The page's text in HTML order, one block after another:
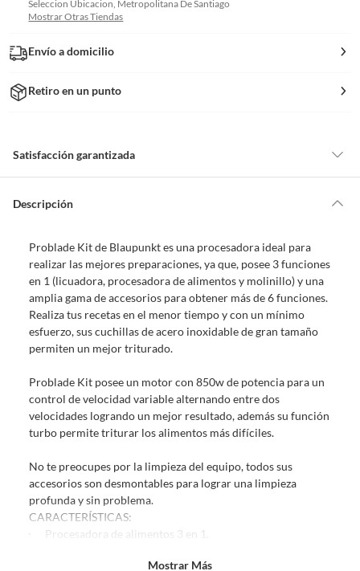
Seleccion Ubicacion, Metropolitana De Santiago
Mostrar Otras Tiendas
Envío a domicilio
Retiro en un punto
Satisfacción garantizada
de la compra.
comprado por internet y que hay ciertas categorías que no tienen este
derecho:
Productos que, por su naturaleza, no puedan ser devueltos,
puedan deteriorarse o caducar con rapidez.
Confeccionados a la medida.
De uso personal.
estar en perfecto estado, con todas sus etiquetas y sin uso, tal como te lo
entregamos.
Productos digitales que se entregan a través de una descarga
para el computador.
Productos a pedido o confeccionados a medida.
Productos que han sido informados como imperfectos, usados,
reparados, abiertos, de segunda selección, remanufacturados o
con alguna deficiencia, que sean comprados en esa condición a
Descripción
Problade Kit de Blaupunkt es una procesadora ideal para
realizar las mejores preparaciones, ya que, posee 3 funciones
en 1 (licuadora, procesadora de alimentos y molinillo) y una
amplia gama de accesorios para obtener más de 6 funciones.
Realiza tus recetas en el menor tiempo y con un mínimo
esfuerzo, sus cuchillas de acero inoxidable de gran tamaño
permiten un mejor triturado.
Problade Kit posee un motor con 850w de potencia para un
control de velocidad variable alternando entre dos
velocidades logrando un mejor resultado, además su función
turbo permite triturar los alimentos más difíciles.
No te preocupes por la limpieza del equipo, todos sus
accesorios son desmontables para lograr una limpieza
profunda y sin problema.
CARACTERÍSTICAS:
Procesadora de alimentos 3 en 1.
Mostrar Más